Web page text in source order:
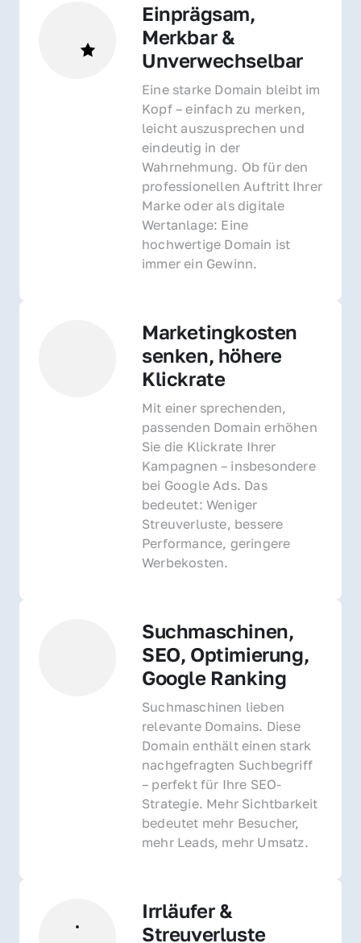
Einprägsam,
Merkbar &
Unverwechselbar
Eine starke Domain bleibt im
Kopf – einfach zu merken,
leicht auszusprechen und
eindeutig in der
Wahrnehmung. Ob für den
professionellen Auftritt Ihrer
Marke oder als digitale
Wertanlage: Eine
hochwertige Domain ist
immer ein Gewinn.
Marketingkosten
senken, höhere
Klickrate
Mit einer sprechenden,
passenden Domain erhöhen
Sie die Klickrate Ihrer
Kampagnen – insbesondere
bei Google Ads. Das
bedeutet: Weniger
Streuverluste, bessere
Performance, geringere
Werbekosten.
Suchmaschinen,
SEO, Optimierung,
Google Ranking
Suchmaschinen lieben
relevante Domains. Diese
Domain enthält einen stark
nachgefragten Suchbegriff
– perfekt für Ihre SEO-
Strategie. Mehr Sichtbarkeit
bedeutet mehr Besucher,
mehr Leads, mehr Umsatz.
Irrläufer &
Streuverluste